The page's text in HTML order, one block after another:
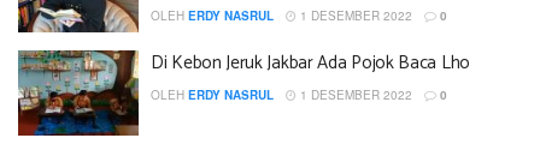
OLEH ERDY NASRUL 1 DESEMBER 2022 0
Di Kebon Jeruk Jakbar Ada Pojok Baca Lho
OLEH ERDY NASRUL 1 DESEMBER 2022 0